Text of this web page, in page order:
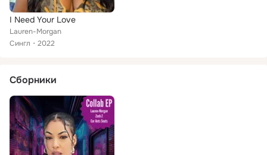
I Need Your Love
Lauren-Morgan
Сингл
2022
Сборники